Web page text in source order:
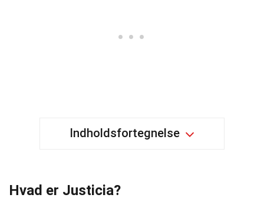
Indholdsfortegnelse
Hvad er Justicia?